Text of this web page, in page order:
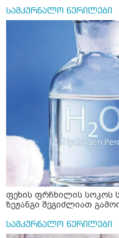
სამკურნალო წერილები
ფეხის ფრჩხილის სოკოს
ზეჟანგი შეგიძლიათ
სამკურნალო წერილები